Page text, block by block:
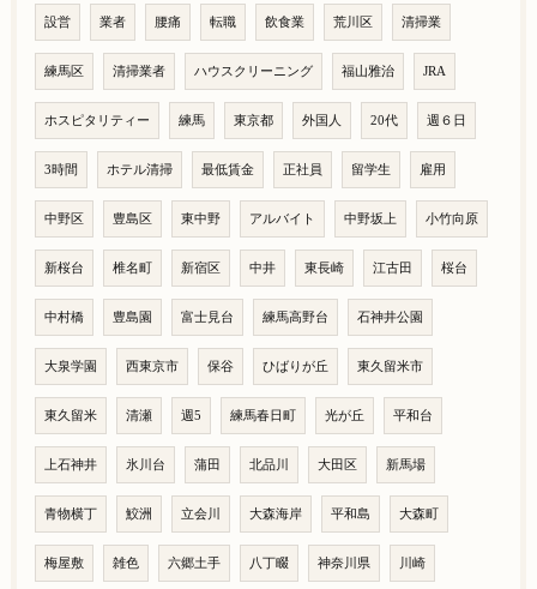
設営 業者 腰痛 転職 飲食業 荒川区 清掃業
練馬区 清掃業者 ハウスクリーニング 福山雅治 JRA
ホスピタリティー 練馬 東京都 外国人 20代 週６日
3時間 ホテル清掃 最低賃金 正社員 留学生 雇用
中野区 豊島区 東中野 アルバイト 中野坂上 小竹向原
新桜台 椎名町 新宿区 中井 東長崎 江古田 桜台
中村橋 豊島園 富士見台 練馬高野台 石神井公園
大泉学園 西東京市 保谷 ひばりが丘 東久留米市
東久留米 清瀬 週5 練馬春日町 光が丘 平和台
上石神井 氷川台 蒲田 北品川 大田区 新馬場
青物横丁 鮫洲 立会川 大森海岸 平和島 大森町
梅屋敷 雑色 六郷土手 八丁畷 神奈川県 川崎